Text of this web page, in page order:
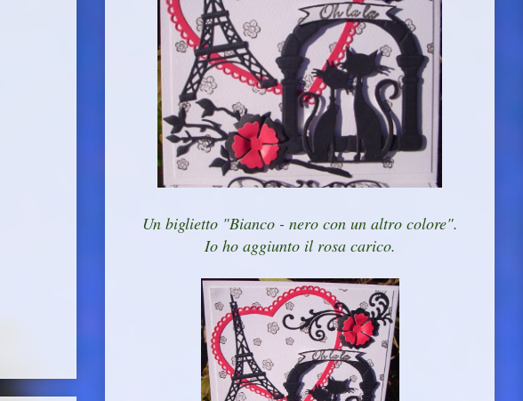
Un biglietto "Bianco - nero con un altro colore".
Io ho aggiunto il rosa carico.